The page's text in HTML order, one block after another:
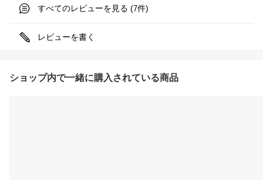
すべてのレビューを見る (7件)
レビューを書く
ショップ内で一緒に購入されている商品